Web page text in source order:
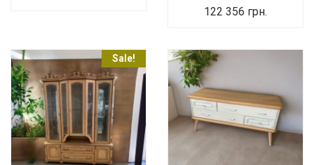
122 356 грн.
Sale!